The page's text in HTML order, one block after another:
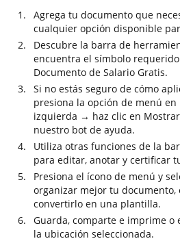
Agrega tu documento que
cualquier opción disponible
Descubre la barra de
encuentra el símbolo
Documento de Salario Gratis.
Si no estás seguro de cómo
presiona la opción de menú
izquierda → haz clic en
nuestro bot de ayuda.
Utiliza otras funciones de la
para editar, anotar y certificar
Presiona el ícono de menú y
organizar mejor tu documento,
convertirlo en una plantilla.
Guarda, comparte e imprime o
la ubicación seleccionada.